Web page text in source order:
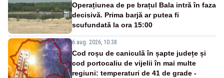
Operațiunea de pe brațul Bala intră în faza
decisivă. Prima barjă ar putea fi
scufundată la ora 15:00
6 aug. 2026, 10:38
Cod roșu de caniculă în șapte județe și
cod portocaliu de vijelii în mai multe
regiuni: temperaturi de 41 de grade -